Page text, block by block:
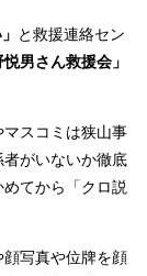
と救援連絡セン
悦男さん救援会」
スコミは狭山事
がいないか徹底
てから「クロ説
写真や位牌を顔